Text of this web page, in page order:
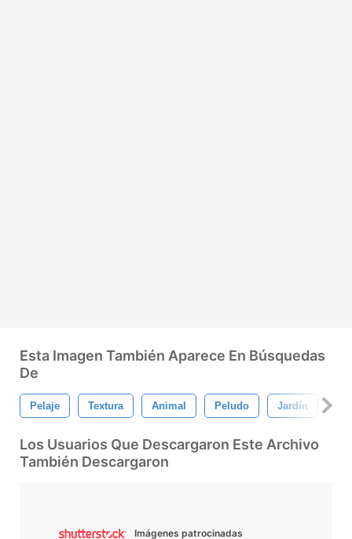
Esta Imagen También Aparece En Búsquedas
De
Pelaje Textura Animal Peludo Jardín
Los Usuarios Que Descargaron Este Archivo
También Descargaron
Imágenes patrocinadas